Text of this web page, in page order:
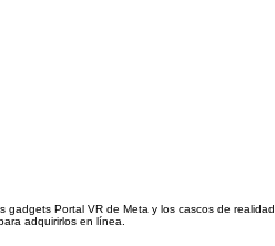
gadgets Portal VR de Meta y los cascos de realidad
adquirirlos en línea.